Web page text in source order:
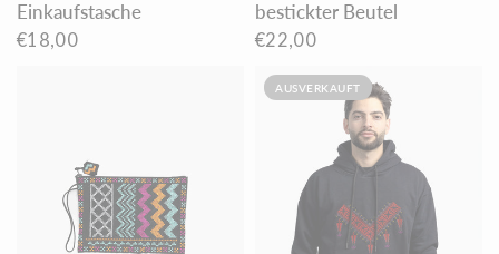
Einkaufstasche
€18,00
bestickter Beutel
€22,00
AUSVERKAUFT